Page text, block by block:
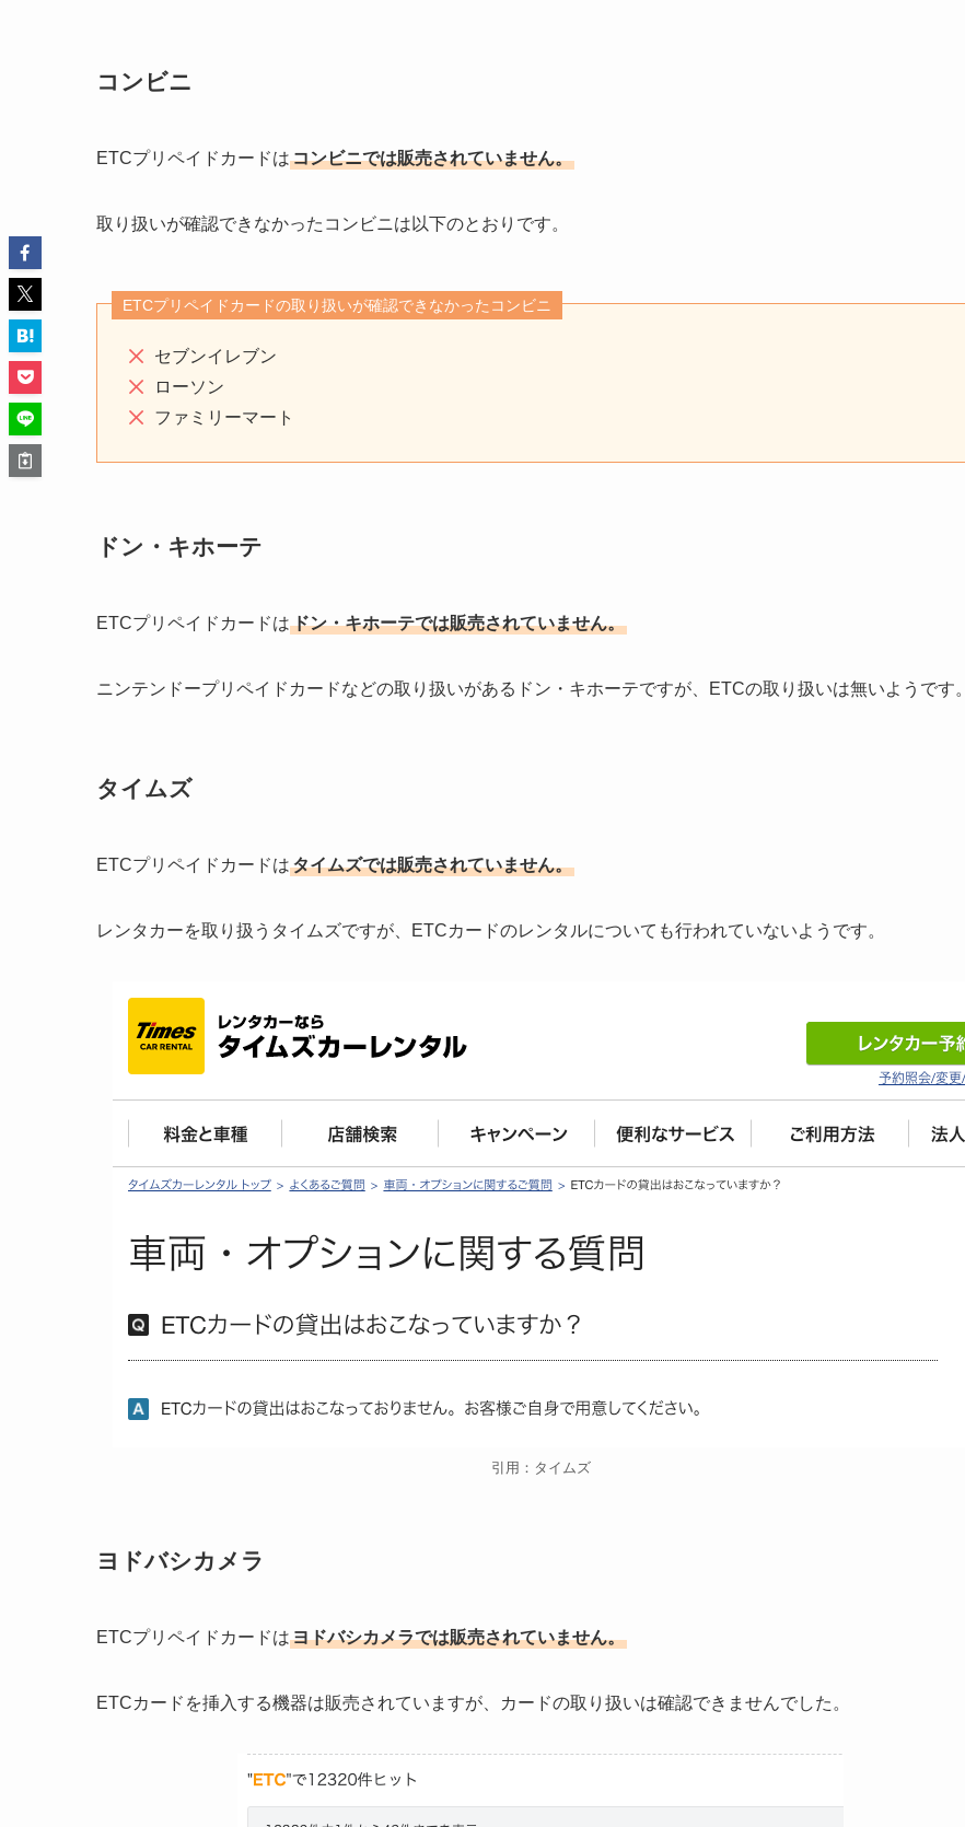
コンビニ
ETCプリペイドカードはコンビニでは販売されていません。
取り扱いが確認できなかったコンビニは以下のとおりです。
ETCプリペイドカードの取り扱いが確認できなかったコンビニ
セブンイレブン
ローソン
ファミリーマート
ドン・キホーテ
ETCプリペイドカードはドン・キホーテでは販売されていません。
ニンテンドープリペイドカードなどの取り扱いがあるドン・キホーテですが、ETCの取り扱いは無いようです。
タイムズ
ETCプリペイドカードはタイムズでは販売されていません。
レンタカーを取り扱うタイムズですが、ETCカードのレンタルについても行われていないようです。
引用：タイムズ
ヨドバシカメラ
ETCプリペイドカードはヨドバシカメラでは販売されていません。
ETCカードを挿入する機器は販売されていますが、カードの取り扱いは確認できませんでした。